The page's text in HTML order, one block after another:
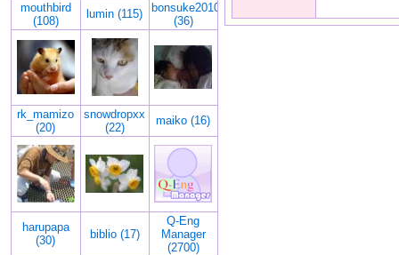
mouthbird
(108)
lumin (115)
bonsuke2010
(36)
rk_mamizo
(20)
snowdropxx
(22)
maiko (16)
harupapa
(30)
biblio (17)
Q-Eng
Manager
(2700)